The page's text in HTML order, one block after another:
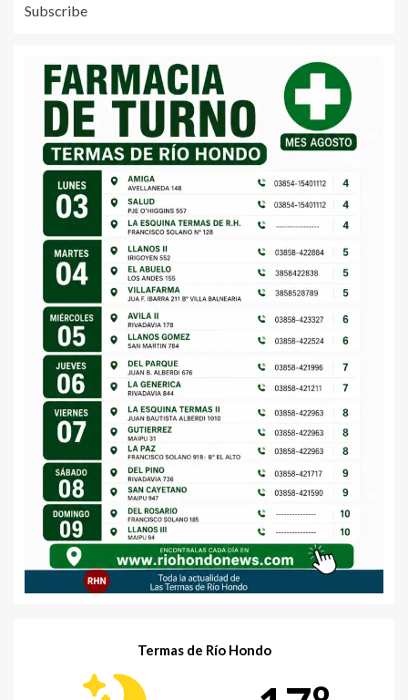
Subscribe
Termas de Río Hondo